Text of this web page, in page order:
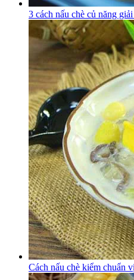
3 cách nấu chè củ năng
Cách nấu chè kiểm chuẩn